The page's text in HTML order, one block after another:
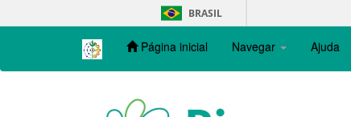
navigation
BRASIL
Página inicial Navegar Ajuda